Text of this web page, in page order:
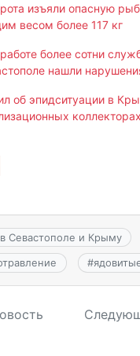
изъяли опасную
весом более 117 кг
более сотни
нашли
об эпидситуации в
Севастополе и Крыму
#